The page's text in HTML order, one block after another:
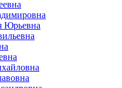
Юрьевна